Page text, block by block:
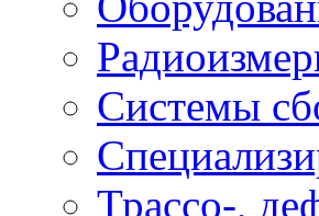
Системы
Трассо-,